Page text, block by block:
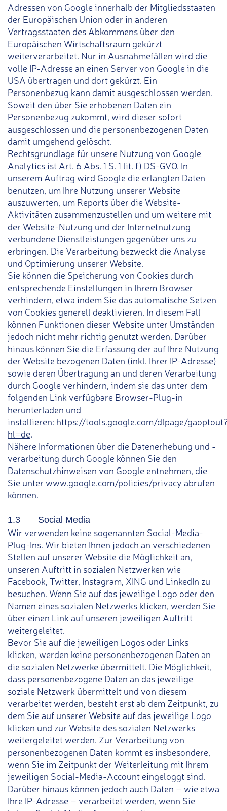
Adressen von Google innerhalb der Mitgliedsstaaten
der Europäischen Union oder in anderen
Vertragsstaaten des Abkommens über den
Europäischen Wirtschaftsraum gekürzt
weiterverarbeitet. Nur in Ausnahmefällen wird die
volle IP-Adresse an einen Server von Google in die
USA übertragen und dort gekürzt. Ein
Personenbezug kann damit ausgeschlossen werden.
Soweit den über Sie erhobenen Daten ein
Personenbezug zukommt, wird dieser sofort
ausgeschlossen und die personenbezogenen Daten
damit umgehend gelöscht.
Rechtsgrundlage für unsere Nutzung von Google
Analytics ist Art. 6 Abs. 1 S. 1 lit. f) DS-GVO. In
unserem Auftrag wird Google die erlangten Daten
benutzen, um Ihre Nutzung unserer Website
auszuwerten, um Reports über die Website-
Aktivitäten zusammenzustellen und um weitere mit
der Website-Nutzung und der Internetnutzung
verbundene Dienstleistungen gegenüber uns zu
erbringen. Die Verarbeitung bezweckt die Analyse
und Optimierung unserer Website.
Sie können die Speicherung von Cookies durch
entsprechende Einstellungen in Ihrem Browser
verhindern, etwa indem Sie das automatische Setzen
von Cookies generell deaktivieren. In diesem Fall
können Funktionen dieser Website unter Umständen
jedoch nicht mehr richtig genutzt werden. Darüber
hinaus können Sie die Erfassung der auf Ihre Nutzung
der Website bezogenen Daten (inkl. Ihrer IP-Adresse)
sowie deren Übertragung an und deren Verarbeitung
durch Google verhindern, indem sie das unter dem
folgenden Link verfügbare Browser-Plug-in
herunterladen und
installieren: https://tools.google.com/dlpage/
hl=de.
Nähere Informationen über die Datenerhebung und -
verarbeitung durch Google können Sie den
Datenschutzhinweisen von Google entnehmen, die
Sie unter www.google.com/policies/privacy abrufen
können.
1.3 Social Media
Wir verwenden keine sogenannten Social-Media-
Plug-Ins. Wir bieten Ihnen jedoch an verschiedenen
Stellen auf unserer Website die Möglichkeit an,
unseren Auftritt in sozialen Netzwerken wie
Facebook, Twitter, Instagram, XING und LinkedIn zu
besuchen. Wenn Sie auf das jeweilige Logo oder den
Namen eines sozialen Netzwerks klicken, werden Sie
über einen Link auf unseren jeweiligen Auftritt
weitergeleitet.
Bevor Sie auf die jeweiligen Logos oder Links
klicken, werden keine personenbezogenen Daten an
die sozialen Netzwerke übermittelt. Die Möglichkeit,
dass personenbezogene Daten an das jeweilige
soziale Netzwerk übermittelt und von diesem
verarbeitet werden, besteht erst ab dem Zeitpunkt, zu
dem Sie auf unserer Website auf das jeweilige Logo
klicken und zur Website des sozialen Netzwerks
weitergeleitet werden. Zur Verarbeitung von
personenbezogenen Daten kommt es insbesondere,
wenn Sie im Zeitpunkt der Weiterleitung mit Ihrem
jeweiligen Social-Media-Account eingeloggt sind.
Darüber hinaus können jedoch auch Daten – wie etwa
Ihre IP-Adresse – verarbeitet werden, wenn Sie